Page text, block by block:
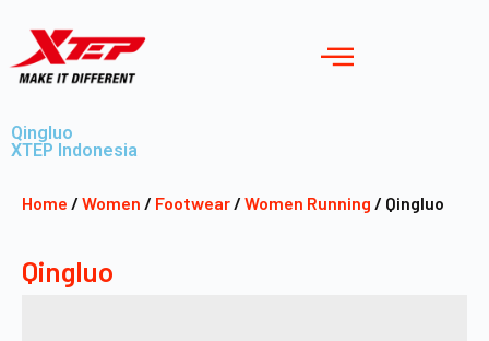
Qingluo
XTEP Indonesia
Home / Women / Footwear / Women Running / Qingluo
Qingluo